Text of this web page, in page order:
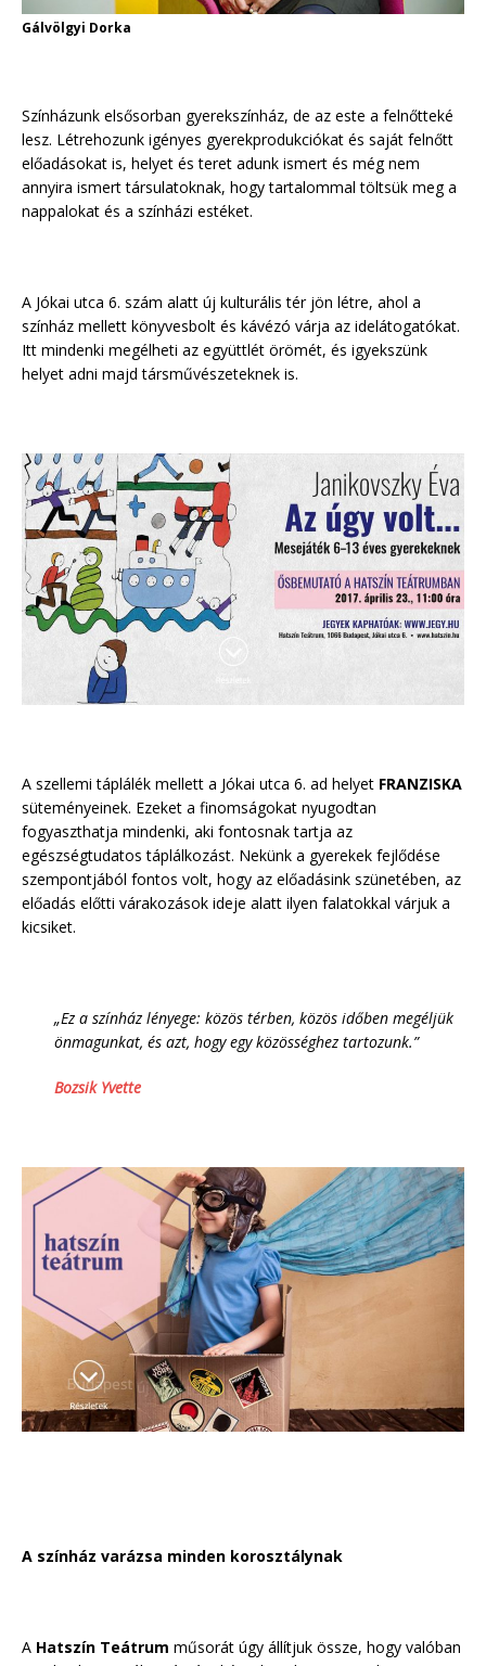
Gálvölgyi Dorka
Színházunk elsősorban gyerekszínház, de az este a felnőtteké
lesz. Létrehozunk igényes gyerekprodukciókat és saját felnőtt
előadásokat is, helyet és teret adunk ismert és még nem
annyira ismert társulatoknak, hogy tartalommal töltsük meg a
nappalokat és a színházi estéket.
A Jókai utca 6. szám alatt új kulturális tér jön létre, ahol a
színház mellett könyvesbolt és kávézó várja az idelátogatókat.
Itt mindenki megélheti az együttlét örömét, és igyekszünk
helyet adni majd társművészeteknek is.
A szellemi táplálék mellett a Jókai utca 6. ad helyet FRANZISKA
süteményeinek. Ezeket a finomságokat nyugodtan
fogyaszthatja mindenki, aki fontosnak tartja az
egészségtudatos táplálkozást. Nekünk a gyerekek fejlődése
szempontjából fontos volt, hogy az előadásink szünetében, az
előadás előtti várakozások ideje alatt ilyen falatokkal várjuk a
kicsiket.
„Ez a színház lényege: közös térben, közös időben megéljük
önmagunkat, és azt, hogy egy közösséghez tartozunk.”
Bozsik Yvette
A színház varázsa minden korosztálynak
A Hatszín Teátrum műsorát úgy állítjuk össze, hogy valóban